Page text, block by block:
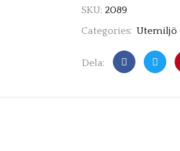
SKU: 2089
Categories: Utemiljö
Dela: